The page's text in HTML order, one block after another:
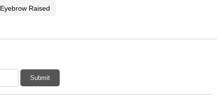
Eyebrow Raised
Submit